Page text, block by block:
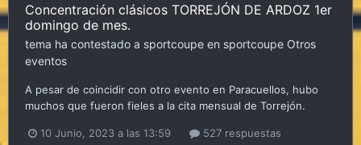
Concentración clásicos TORREJÓN DE ARDOZ 1er
domingo de mes.
tema ha contestado a sportcoupe en sportcoupe Otros
eventos
A pesar de coincidir con otro evento en Paracuellos, hubo
muchos que fueron fieles a la cita mensual de Torrejón.
10 Junio, 2023 a las 13:59 527 respuestas